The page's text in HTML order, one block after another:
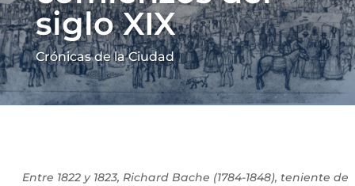
siglo XIX
Crónicas de la Ciudad
Entre 1822 y 1823, Richard Bache (1784-1848), teniente de